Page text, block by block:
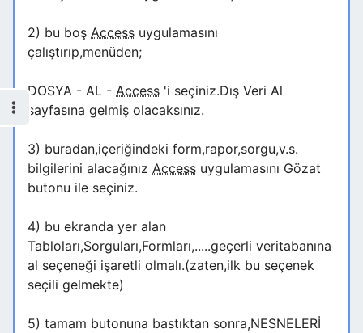
2) bu boş Access uygulamasını
çalıştırıp,menüden;
DOSYA - AL - Access 'i seçiniz.Dış Veri Al
sayfasına gelmiş olacaksınız.
3) buradan,içeriğindeki form,rapor,sorgu,v.s.
bilgilerini alacağınız Access uygulamasını Gözat
butonu ile seçiniz.
4) bu ekranda yer alan
Tabloları,Sorguları,Formları,.....geçerli veritabanına
al seçeneği işaretli olmalı.(zaten,ilk bu seçenek
seçili gelmekte)
5) tamam butonuna bastıktan sonra,NESNELERİ